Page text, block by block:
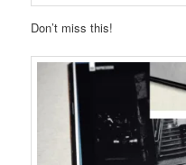
Don’t miss this!